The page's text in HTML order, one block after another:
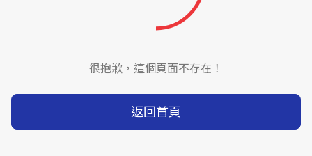
很抱歉，這個頁面不存在！
返回首頁